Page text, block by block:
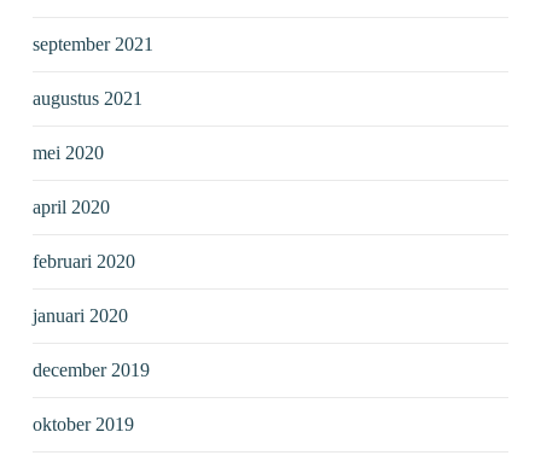
september 2021
augustus 2021
mei 2020
april 2020
februari 2020
januari 2020
december 2019
oktober 2019